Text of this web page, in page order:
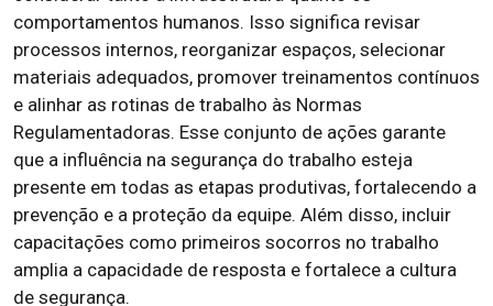
comportamentos humanos. Isso significa revisar
processos internos, reorganizar espaços, selecionar
materiais adequados, promover treinamentos contínuos
e alinhar as rotinas de trabalho às Normas
Regulamentadoras. Esse conjunto de ações garante
que a influência na segurança do trabalho esteja
presente em todas as etapas produtivas, fortalecendo a
prevenção e a proteção da equipe. Além disso, incluir
capacitações como primeiros socorros no trabalho
amplia a capacidade de resposta e fortalece a cultura
de segurança.